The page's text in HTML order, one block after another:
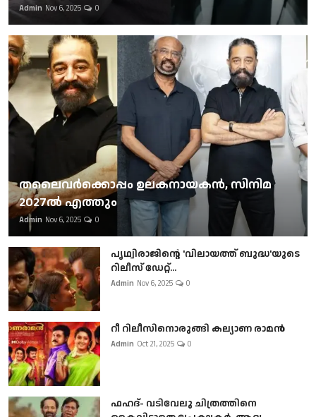
Admin Nov 6, 2025 0
തലൈവര്‍ക്കൊപ്പം ഉലകനായകന്‍, സിനിമ
2027ല്‍ എത്തും
Admin Nov 6, 2025 0
പൃഥ്വിരാജിന്റെ 'വിലായത്ത് ബുദ്ധ'യുടെ
റിലീസ് ഡേറ്റ്...
Admin Nov 6, 2025 0
റീ റിലീസിനൊരുങ്ങി കല്യാണ രാമൻ
Admin Oct 21, 2025 0
ഫഹദ്- വടിവേലു ചിത്രത്തിനെ